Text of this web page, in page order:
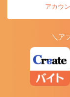
アカウ
＼ア